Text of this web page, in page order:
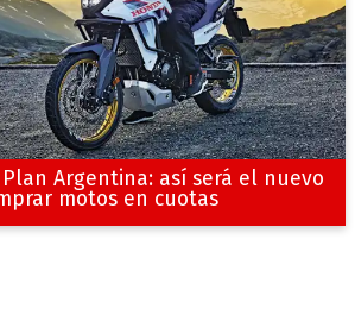
Argentina: así será el nuevo
motos en cuotas